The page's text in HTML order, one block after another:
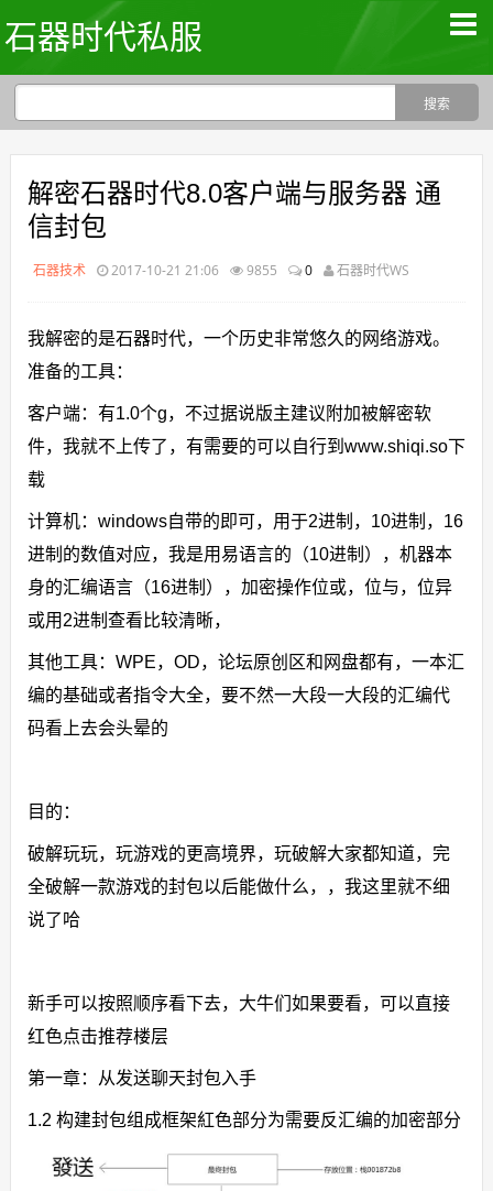
石器时代私服
解密石器时代8.0客户端与服务器 通
信封包
石器技术 2017-10-21 21:06 9855 0 石器时代WS
我解密的是石器时代，一个历史非常悠久的网络游戏。
准备的工具：
客户端：有1.0个g，不过据说版主建议附加被解密软
件，我就不上传了，有需要的可以自行到www.shiqi.so下
载
计算机：windows自带的即可，用于2进制，10进制，16
进制的数值对应，我是用易语言的（10进制），机器本
身的汇编语言（16进制），加密操作位或，位与，位异
或用2进制查看比较清晰，
其他工具：WPE，OD，论坛原创区和网盘都有，一本汇
编的基础或者指令大全，要不然一大段一大段的汇编代
码看上去会头晕的
目的：
破解玩玩，玩游戏的更高境界，玩破解大家都知道，完
全破解一款游戏的封包以后能做什么，，我这里就不细
说了哈
新手可以按照顺序看下去，大牛们如果要看，可以直接
红色点击推荐楼层
第一章：从发送聊天封包入手
1.2 构建封包组成框架紅色部分为需要反汇编的加密部分